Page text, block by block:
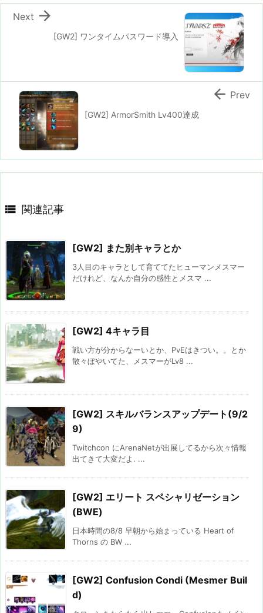
[GW2] ワンタイムパスワード導入

Next
[GW2] ArmorSmith Lv400達成
 Prev
 関連記事
[GW2] また別キャラとか
3人目のキャラとして育ててたヒューマンメスマー
だけれど、なんか自分の感性とメスマ ...
[GW2] 4キャラ目
戦い方が分からなーいとか、PvEはきつい。。とか
散々ぼやいてた、メスマーがLv8 ...
[GW2] スキルバランスアップデート(9/2
9)
Twitchcon にArenaNetが出展してるから次々情報
出てきて大変だよ. ...
[GW2] エリート スペシャリゼーション
(BWE)
日本時間の8/8 早朝から始まっている Heart of
Thorns の BW ...
[GW2] Confusion Condi (Mesmer Buil
d)